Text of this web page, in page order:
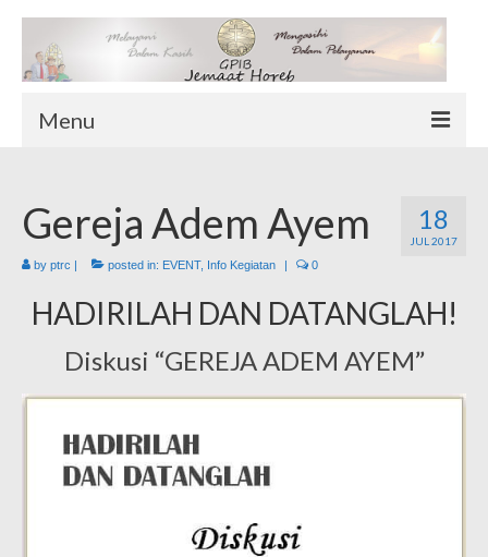
Menu
Sekilas Tentang Horeb
Wilayah Pelayanan
Suluh Sepekan
HUBUNGI KAMI
18
JUL 2017
Gereja Adem Ayem
by ptrc | posted in: EVENT, Info Kegiatan | 0
HADIRILAH DAN DATANGLAH!
Diskusi “GEREJA ADEM AYEM”